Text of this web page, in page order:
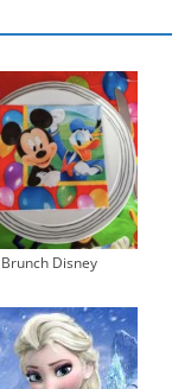
Brunch Disney